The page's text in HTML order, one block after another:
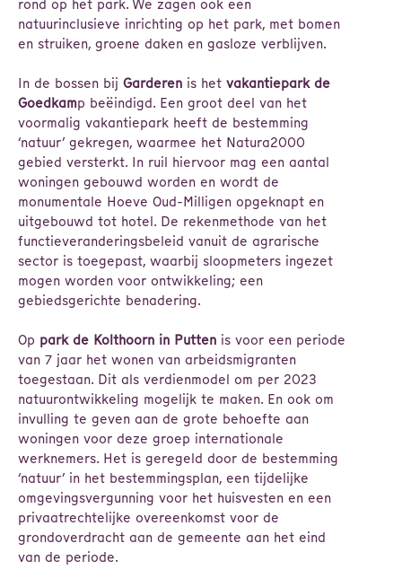
rond op het park. We zagen ook een
natuurinclusieve inrichting op het park, met bomen
en struiken, groene daken en gasloze verblijven.
In de bossen bij Garderen is het vakantiepark de
Goedkamp beëindigd. Een groot deel van het
voormalig vakantiepark heeft de bestemming
‘natuur’ gekregen, waarmee het Natura2000
gebied versterkt. In ruil hiervoor mag een aantal
woningen gebouwd worden en wordt de
monumentale Hoeve Oud-Milligen opgeknapt en
uitgebouwd tot hotel. De rekenmethode van het
functieveranderingsbeleid vanuit de agrarische
sector is toegepast, waarbij sloopmeters ingezet
mogen worden voor ontwikkeling; een
gebiedsgerichte benadering.
Op park de Kolthoorn in Putten is voor een periode
van 7 jaar het wonen van arbeidsmigranten
toegestaan. Dit als verdienmodel om per 2023
natuurontwikkeling mogelijk te maken. En ook om
invulling te geven aan de grote behoefte aan
woningen voor deze groep internationale
werknemers. Het is geregeld door de bestemming
‘natuur’ in het bestemmingsplan, een tijdelijke
omgevingsvergunning voor het huisvesten en een
privaatrechtelijke overeenkomst voor de
grondoverdracht aan de gemeente aan het eind
van de periode.